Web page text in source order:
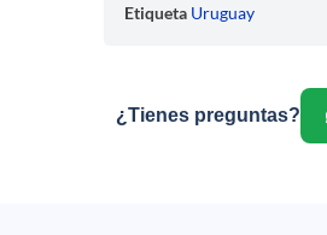
Etiqueta Uruguay
¿Tienes preguntas?